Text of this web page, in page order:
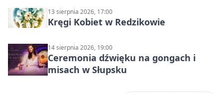
13 sierpnia 2026, 17:00
Kręgi Kobiet w Redzikowie
14 sierpnia 2026, 19:00
Ceremonia dźwięku na gongach i
misach w Słupsku